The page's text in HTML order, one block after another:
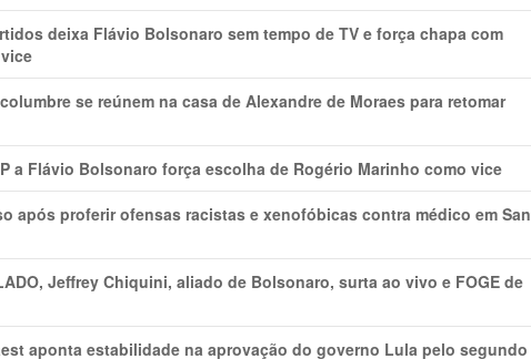
deixa Flávio Bolsonaro sem tempo de TV e força chapa com
se reúnem na casa de Alexandre de Moraes para retomar
a Flávio Bolsonaro força escolha de Rogério Marinho como vice
após proferir ofensas racistas e xenofóbicas contra médico em
Jeffrey Chiquini, aliado de Bolsonaro, surta ao vivo e FOGE de
aponta estabilidade na aprovação do governo Lula pelo segundo